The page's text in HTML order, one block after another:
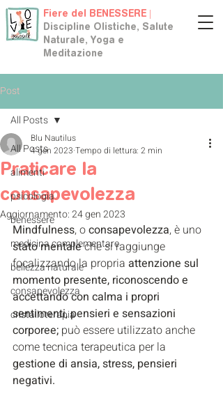
Fiere del BENESSERE |
Discipline Olistiche, Salute
Naturale, Yoga e
Meditazione
Post
All Posts
alimenti
psicologia
benessere
medicina complementare
bellezza naturale
consapevolezza
cristalloterapia
All Posts
Praticare la
consapevolezza
Blu Nautilus
4 gen 2023 Tempo di lettura: 2 min
Aggiornamento:24 gen 2023
Mindfulness, o consapevolezza, è uno
stato mentale che si raggiunge
focalizzando la propria attenzione sul
momento presente, riconoscendo e
accettando con calma i propri
sentimenti, pensieri e sensazioni
corporee; può essere utilizzato anche
come tecnica terapeutica per la
gestione di ansia, stress, pensieri
negativi.